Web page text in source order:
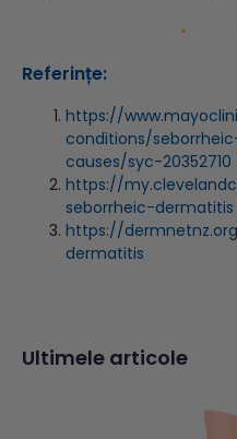
Referințe:
https://
conditions/
causes/syc-20352710
https://
seborrheic-dermatitis
https://
dermatitis
Ultimele articole